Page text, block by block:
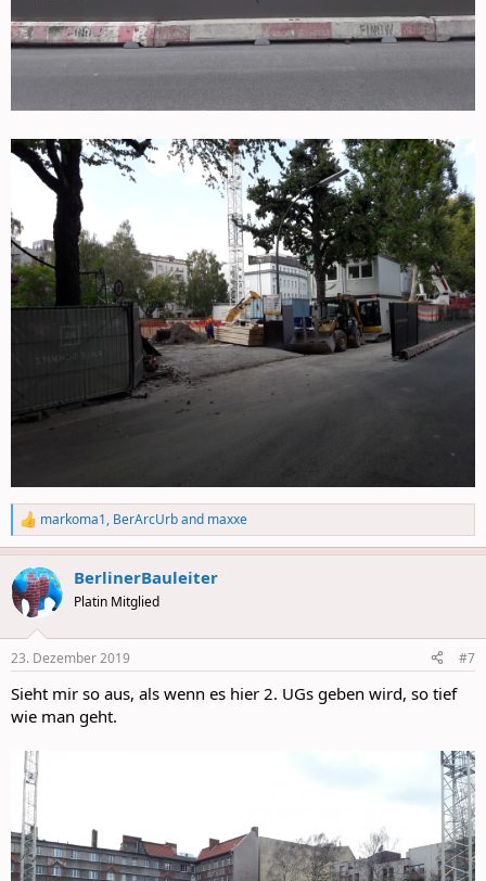
R
e
a
c
t
i
s
markoma1, BerArcUrband maxxe
BerlinerBauleiter
Platin Mitglied
23. Dezember 2019 #7
Sieht mir so aus, als wenn es hier 2. UGs geben wird, so tief
wie man geht.